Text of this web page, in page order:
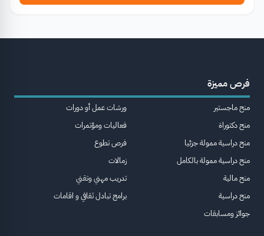
فرص مميزة
منح ماجستير
منح دكتوراة
منح دراسية ممولة جزئيا
منح دراسية ممولة بالكامل
منح مالية
منح دراسية
جوائز ومسابقات
ورشات عمل أو دورات
فعاليات ومؤتمرات
فرص تطوع
زمالات
تدريب مهني وتقني
برامج تبادل ثقافي و اقامات